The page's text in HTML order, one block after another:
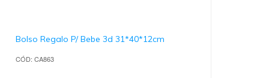
Bolso Regalo P/ Bebe 3d 31*40*12cm
CÓD: CA863